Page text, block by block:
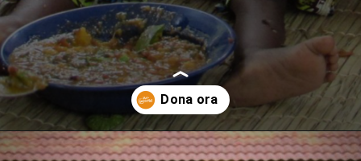
Apertura in corso https://donate.story-to-go.com/ui/public/payment/payrexx/08e4dab1-9c6b-4f62-9776-86f3cb9cac98